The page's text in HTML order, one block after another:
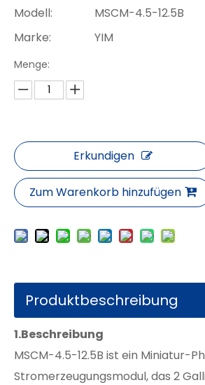
Modell:
MSCM-4.5-12.5B
Marke:
YIM
Menge:
Erkundigen
Zum Warenkorb hinzufügen
Produktbeschreibung
1.Beschreibung
MSCM-4.5-12.5B ist ein Miniatur-
Stromerzeugungsmodul, das 2